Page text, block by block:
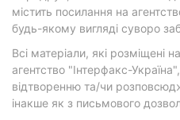
містить посилання на
будь-якому вигляді суворо
Всі матеріали, які розміщені
агентство "Інтерфакс-
відтворенню та/чи
інакше як з письмового